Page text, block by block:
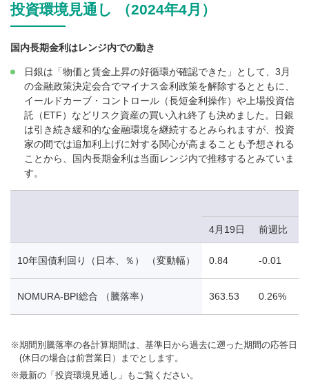
投資環境見通し （2024年4月）
国内長期金利はレンジ内での動き
日銀は「物価と賃金上昇の好循環が確認できた」として、3月
の金融政策決定会合でマイナス金利政策を解除するとともに、
イールドカーブ・コントロール（長短金利操作）や上場投資信
託（ETF）などリスク資産の買い入れ終了も決めました。日銀
は引き続き緩和的な金融環境を継続するとみられますが、投資
家の間では追加利上げに対する関心が高まることも予想される
ことから、国内長期金利は当面レンジ内で推移するとみていま
す。
4月19日 前週比
10年国債利回り（日本、％） （変動幅） 0.84 -0.01
NOMURA-BPI総合 （騰落率） 363.53 0.26%
※期間別騰落率の各計算期間は、基準日から過去に遡った期間の応答日
(休日の場合は前営業日）までとします。
※最新の「投資環境見通し」もご覧ください。